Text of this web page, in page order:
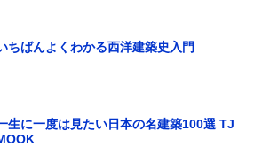
ちばんよくわかる西洋建築史入門
生に一度は見たい日本の名建築100選 TJ